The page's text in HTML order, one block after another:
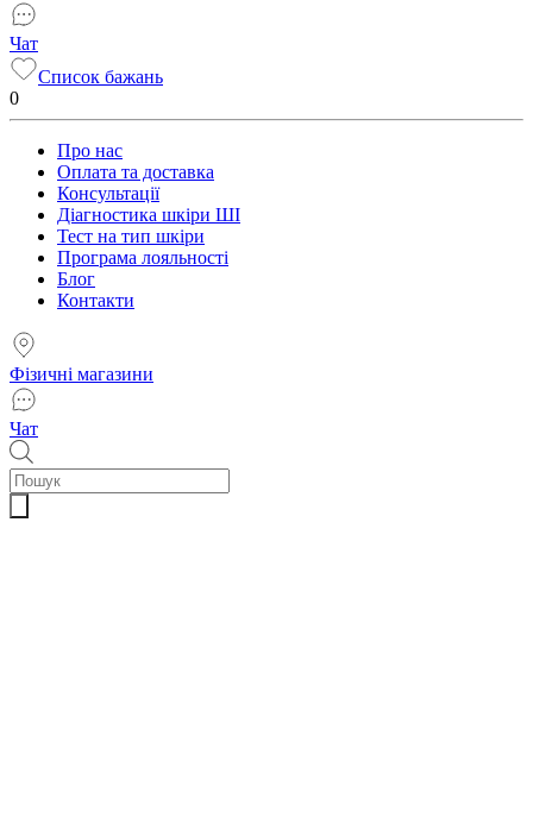
Чат
Список бажань
0
Про нас
Оплата та доставка
Консультації
Діагностика шкіри ШІ
Тест на тип шкіри
Програма лояльності
Блог
Контакти
Фізичні магазини
Чат
Пошук
товарів